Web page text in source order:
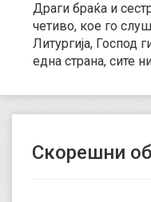
Драги браќа и
четиво, кое го
Литургија, Господ
една страна, сите
Скорешни